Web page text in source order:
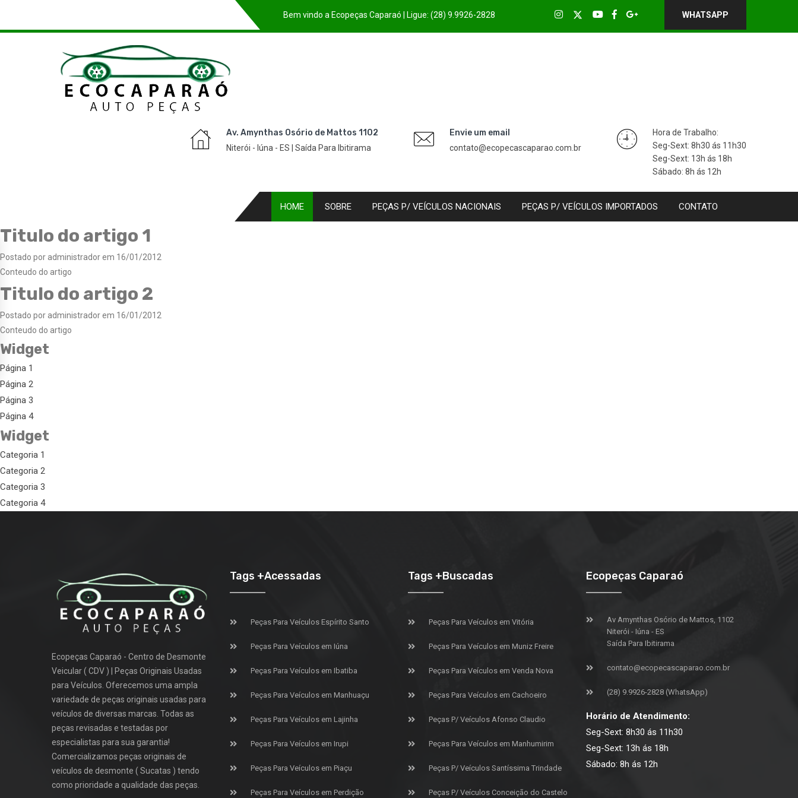
Bem vindo a Ecopeças Caparaó | Ligue: (28) 9.9926-2828 WHATSAPP
Av. Amynthas Osório de Mattos 1102
Niterói - Iúna - ES | Saída Para Ibitirama
Envie um email
contato@ecopecascaparao.com.br
Hora de Trabalho:
Seg-Sext: 8h30 ás 11h30
Seg-Sext: 13h ás 18h
Sábado: 8h ás 12h
HOME SOBRE PEÇAS P/ VEÍCULOS NACIONAIS PEÇAS P/ VEÍCULOS IMPORTADOS CONTATO
Titulo do artigo 1
Postado por administrador em 16/01/2012
Conteudo do artigo
Titulo do artigo 2
Postado por administrador em 16/01/2012
Conteudo do artigo
Widget
Página 1
Página 2
Página 3
Página 4
Widget
Categoria 1
Categoria 2
Categoria 3
Categoria 4
Ecopeças Caparaó - Centro de Desmonte
Veicular ( CDV ) | Peças Originais Usadas
para Veículos. Oferecemos uma ampla
variedade de peças originais usadas para
veículos de diversas marcas. Todas as
peças revisadas e testadas por
especialistas para sua garantia!
Comercializamos peças originais de
veículos de desmonte ( Sucatas ) tendo
como prioridade a qualidade das peças.
Tags +Acessadas
Peças Para Veículos Espírito Santo
Peças Para Veículos em Iúna
Peças Para Veículos em Ibatiba
Peças Para Veículos em Manhuaçu
Peças Para Veículos em Lajinha
Peças Para Veículos em Irupi
Peças Para Veículos em Piaçu
Peças Para Veículos em Perdição
Tags +Buscadas
Peças Para Veículos em Vitória
Peças Para Veículos em Muniz Freire
Peças Para Veículos em Venda Nova
Peças Para Veículos em Cachoeiro
Peças P/ Veículos Afonso Claudio
Peças Para Veículos em Manhumirim
Peças P/ Veículos Santíssima Trindade
Peças P/ Veículos Conceição do Castelo
Ecopeças Caparaó
Av Amynthas Osório de Mattos, 1102
Niterói - Iúna - ES
Saída Para Ibitirama
contato@ecopecascaparao.com.br
(28) 9.9926-2828 (WhatsApp)
Horário de Atendimento:
Seg-Sext: 8h30 ás 11h30
Seg-Sext: 13h ás 18h
Sábado: 8h ás 12h